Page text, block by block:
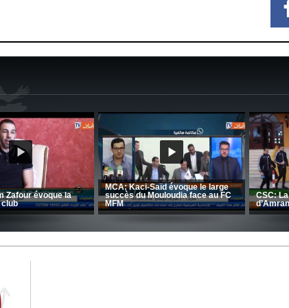
Entretien avec Moulay Haddou
CRB: Entretien avec Toufik
Korichi